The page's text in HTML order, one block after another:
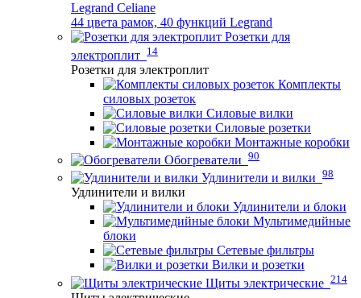
Legrand Celiane
44 цвета рамок, 40 функций Legrand
Розетки для
электроплит 14
Розетки для электроплит
Комплекты
силовых розеток
Силовые вилки
Силовые розетки
Монтажные коробки
Обогреватели 90
Удлинители и вилки 98
Удлинители и вилки
Удлинители и блоки
Мультимедийные
блоки
Сетевые фильтры
Вилки и розетки
Щиты электрические 214